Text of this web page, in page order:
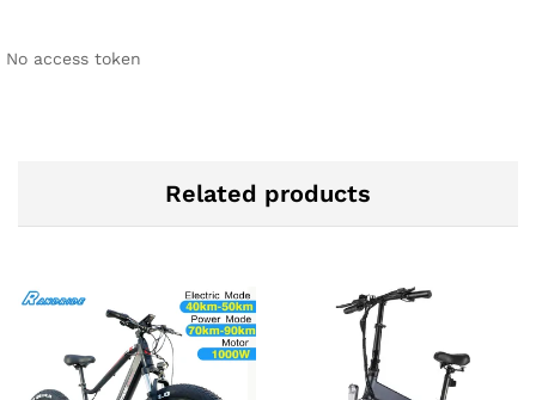
No access token
Related products